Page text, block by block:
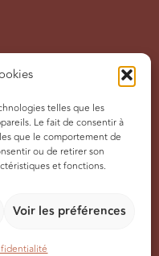
telles que les
Le fait de consentir à
que le comportement de
ou de retirer son
et fonctions.
Voir les préférences
CGV / CGU